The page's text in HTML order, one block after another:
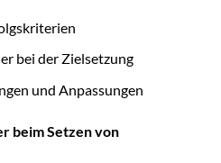
bei der Zielsetzung
und Anpassungen
beim Setzen von